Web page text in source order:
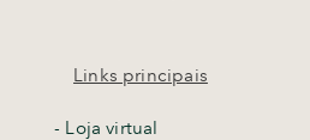
Links principais
- Loja virtual